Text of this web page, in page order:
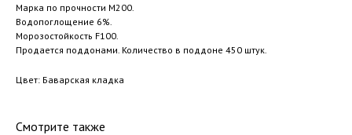
Марка по прочности М200.
Водопоглощение 6%.
Морозостойкость F100.
Продается поддонами. Количество в поддоне 450 штук.
Цвет: Баварская кладка
Смотрите также